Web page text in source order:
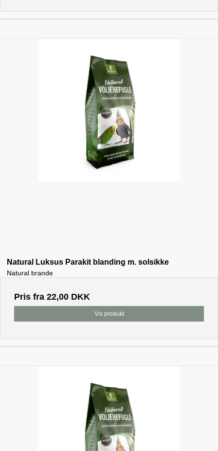
Natural Luksus Parakit blanding m. solsikke
Natural brande
Pris fra 22,00 DKK
Vis produkt